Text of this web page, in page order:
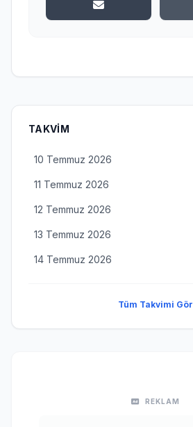
TAKVIM
10 Temmuz 2026
11 Temmuz 2026
12 Temmuz 2026
13 Temmuz 2026
14 Temmuz 2026
Tüm Takvimi Gör
REKLAM